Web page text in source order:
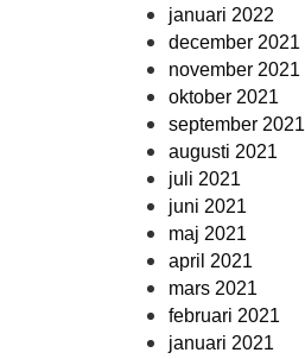
januari 2022
december 2021
november 2021
oktober 2021
september 2021
augusti 2021
juli 2021
juni 2021
maj 2021
april 2021
mars 2021
februari 2021
januari 2021